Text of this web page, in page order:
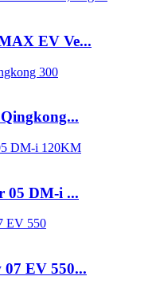
EV Ve...
05 DM-i ...
07 EV 550...